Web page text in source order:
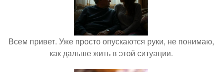
Всем привет. Уже просто опускаются руки, не понимаю,
как дальше жить в этой ситуации.